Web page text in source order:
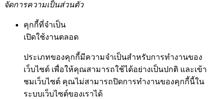
จัดการความเป็นส่วนตัว
คุกกี้ที่จำเป็น
เปิดใช้งานตลอด
ประเภทของคุกกี้มีความจำเป็นสำหรับการทำงานของ
เว็บไซต์ เพื่อให้คุณสามารถใช้ได้อย่างเป็นปกติ และเข้า
ชมเว็บไซต์ คุณไม่สามารถปิดการทำงานของคุกกี้นี้ใน
ระบบเว็บไซต์ของเราได้